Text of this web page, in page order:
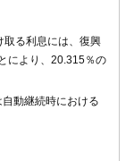
る利息には、復興
により、20.315％の
動継続時における